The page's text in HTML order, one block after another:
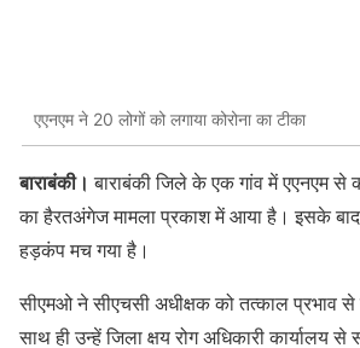
एएनएम ने 20 लोगों को लगाया कोरोना का टीका
बाराबंकी। बाराबंकी जिले के एक गांव में एएनएम से
का हैरतअंगेज मामला प्रकाश में आया है। इसके बाद
हड़कंप मच गया है।
सीएमओ ने सीएचसी अधीक्षक को तत्काल प्रभाव
साथ ही उन्हें जिला क्षय रोग अधिकारी कार्यालय